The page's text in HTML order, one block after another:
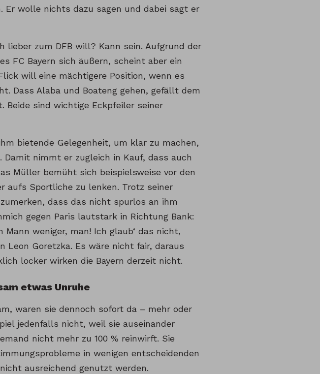
Er wolle nichts dazu sagen und dabei sagt er
lieber zum DFB will? Kann sein. Aufgrund der
FC Bayern sich äußern, scheint aber ein
will eine mächtigere Position, wenn es
Dass Alaba und Boateng gehen, gefällt dem
sind wichtige Eckpfeiler seiner
bietende Gelegenheit, um klar zu machen,
nimmt er zugleich in Kauf, dass auch
Müller bemüht sich beispielsweise vor den
aufs Sportliche zu lenken. Trotz seiner
dass das nicht spurlos an ihm
gegen Paris lautstark in Richtung Bank:
weniger, man! Ich glaub‘ das nicht,
Leon Goretzka. Es wäre nicht fair, daraus
locker wirken die Bayern derzeit nicht.
etwas Unruhe
waren sie dennoch sofort da – mehr oder
jedenfalls nicht, weil sie auseinander
nicht mehr zu 100 % reinwirft. Sie
in wenigen entscheidenden
ausreichend genutzt werden.